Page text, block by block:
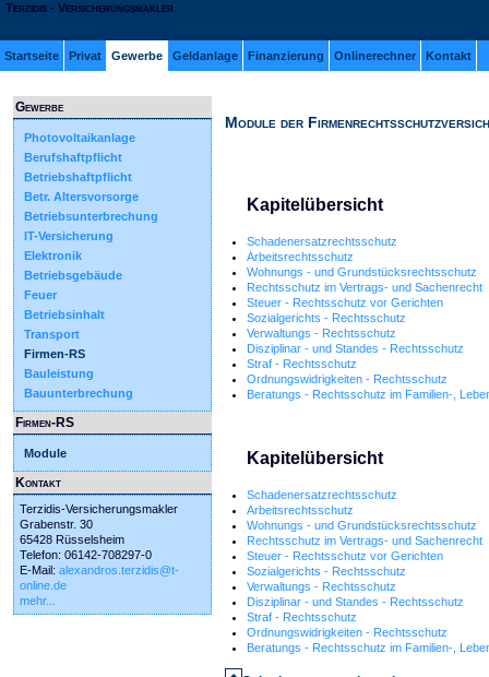
Terzidis - Versicherungsmakler
Startseite Privat Gewerbe Geldanlage Finanzierung Onlinerechner Kontakt
Gewerbe
Photovoltaikanlage
Berufshaftpflicht
Betriebshaftpflicht
Betr. Altersvorsorge
Betriebsunterbrechung
IT-Versicherung
Elektronik
Betriebsgebäude
Feuer
Betriebsinhalt
Transport
Firmen-RS
Bauleistung
Bauunterbrechung
Firmen-RS
Module
Kontakt
Terzidis-Versicherungsmakler
Grabenstr. 30
65428 Rüsselsheim
Telefon: 06142-708297-0
E-Mail: alexandros.terzidis@t-
online.de
mehr...
Module der
Kapitelübersicht
Schadenersatzrechtsschutz
Arbeitsrechtsschutz
Wohnungs - und Grundstücksrechtsschutz
Rechtsschutz im Vertrags- und Sachenrecht
Steuer - Rechtsschutz vor Gerichten
Sozialgerichts - Rechtsschutz
Verwaltungs - Rechtsschutz
Disziplinar - und Standes - Rechtsschutz
Straf - Rechtsschutz
Ordnungswidrigkeiten - Rechtsschutz
Beratungs - Rechtsschutz im Familien-,
Kapitelübersicht
Schadenersatzrechtsschutz
Arbeitsrechtsschutz
Wohnungs - und Grundstücksrechtsschutz
Rechtsschutz im Vertrags- und Sachenrecht
Steuer - Rechtsschutz vor Gerichten
Sozialgerichts - Rechtsschutz
Verwaltungs - Rechtsschutz
Disziplinar - und Standes - Rechtsschutz
Straf - Rechtsschutz
Ordnungswidrigkeiten - Rechtsschutz
Beratungs - Rechtsschutz im Familien-,